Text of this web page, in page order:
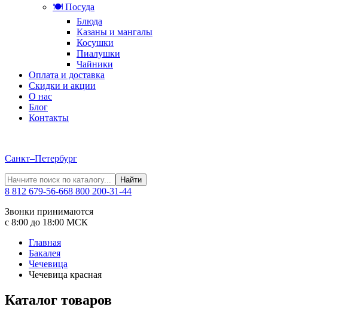
🍽️ Посуда
Блюда
Казаны и мангалы
Косушки
Пиалушки
Чайники
Оплата и доставка
Скидки и акции
О нас
Блог
Контакты
Санкт–Петербург
Найти
8 812 679-56-668 800 200-31-44
Звонки принимаются
с 8:00 до 18:00 МСК
Главная
Бакалея
Чечевица
Чечевица красная
Каталог товаров